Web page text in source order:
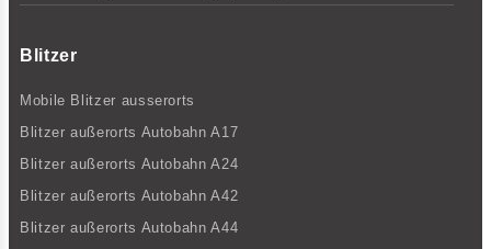
Blitzer
Mobile Blitzer ausserorts
Blitzer außerorts Autobahn A17
Blitzer außerorts Autobahn A24
Blitzer außerorts Autobahn A42
Blitzer außerorts Autobahn A44